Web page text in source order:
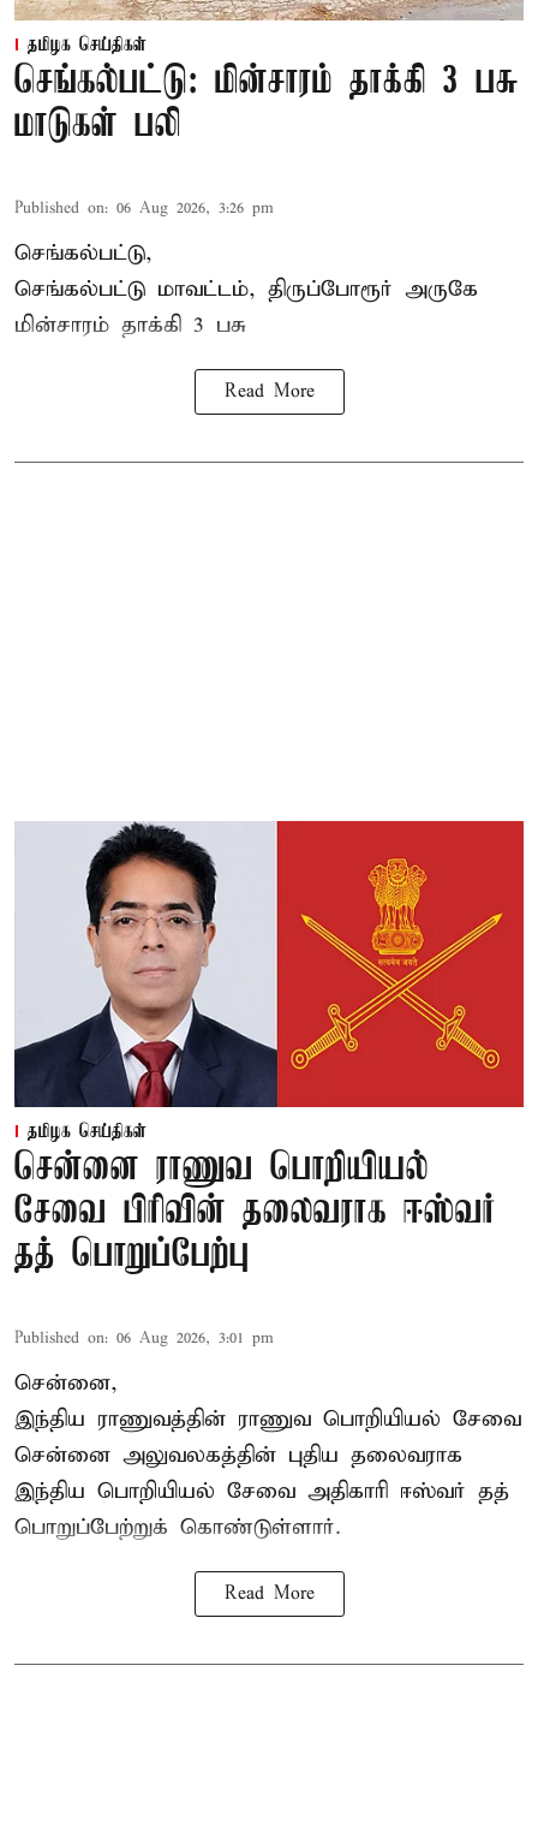
தமிழக செய்திகள்
செங்கல்பட்டு: மின்சாரம் தாக்கி 3 பசு
மாடுகள் பலி
Published on: 06 Aug 2026, 3:26 pm
செங்கல்பட்டு,
செங்கல்பட்டு மாவட்டம், திருப்போரூர் அருகே
மின்சாரம் தாக்கி 3 பசு
Read More
தமிழக செய்திகள்
சென்னை ராணுவ பொறியியல்
சேவை பிரிவின் தலைவராக ஈஸ்வர்
தத் பொறுப்பேற்பு
Published on: 06 Aug 2026, 3:01 pm
சென்னை,
இந்திய ராணுவத்தின் ராணுவ பொறியியல் சேவை
சென்னை அலுவலகத்தின் புதிய தலைவராக
இந்திய பொறியியல் சேவை அதிகாரி ஈஸ்வர் தத்
பொறுப்பேற்றுக் கொண்டுள்ளார்.
Read More